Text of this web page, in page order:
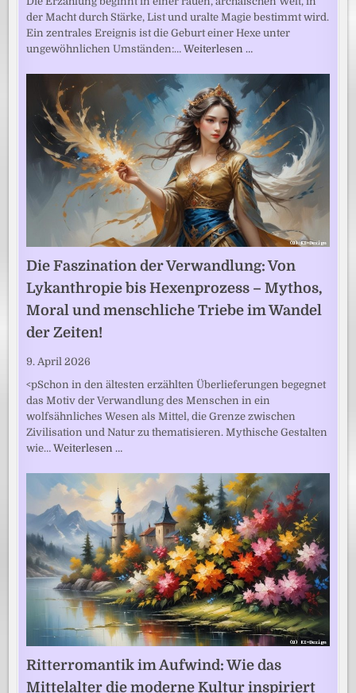
der Macht durch Stärke, List und uralte Magie bestimmt wird.
Ein zentrales Ereignis ist die Geburt einer Hexe unter
ungewöhnlichen Umständen:…Weiterlesen …
Die Faszination der Verwandlung: Von
Lykanthropie bis Hexenprozess – Mythos,
Moral und menschliche Triebe im Wandel
der Zeiten!
9. April 2026
<pSchon in den ältesten erzählten Überlieferungen begegnet
das Motiv der Verwandlung des Menschen in ein
wolfsähnliches Wesen als Mittel, die Grenze zwischen
Zivilisation und Natur zu thematisieren. Mythische Gestalten
wie…Weiterlesen …
Ritterromantik im Aufwind: Wie das
Mittelalter die moderne Kultur inspiriert